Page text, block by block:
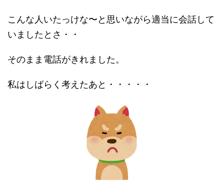
こんな人いたっけな〜と思いながら適当に会話して
いましたとさ・・
そのまま電話がきれました。
私はしばらく考えたあと・・・・・